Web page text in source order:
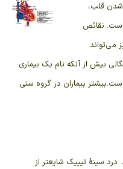
شدن قلب،
است. نقائص
می‌تواند
بیش از آنکه نام یک بیماری
بیماران در گروه سنی
سینهٔ تیپیک شایعتر از